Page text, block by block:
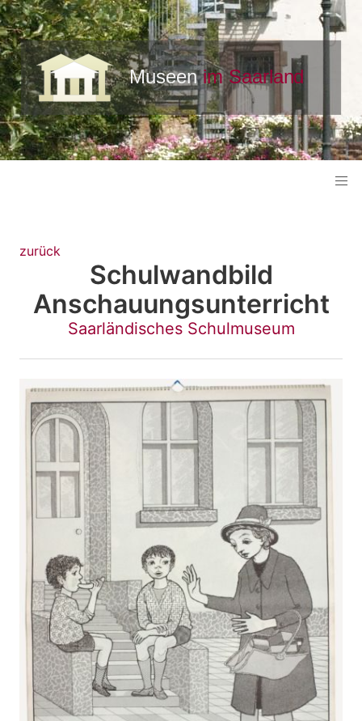
zurück
Schulwandbild
Anschauungsunterricht
Saarländisches Schulmuseum